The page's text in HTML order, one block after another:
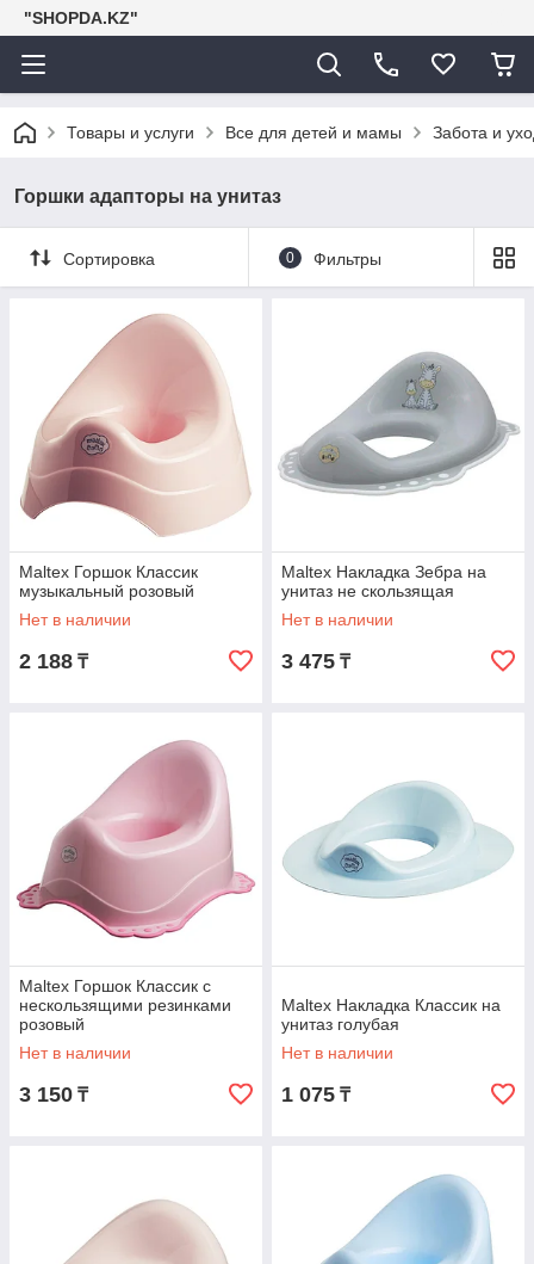
"SHOPDA.KZ"
Товары и услуги Все для детей и мамы Забота и
Горшки адапторы на унитаз
Сортировка 0 Фильтры
Maltex Горшок Классик
музыкальный розовый
Нет в наличии
2 188 ₸
Maltex Накладка Зебра на
унитаз не скользящая
Нет в наличии
3 475 ₸
Maltex Горшок Классик с
нескользящими резинками
розовый
Нет в наличии
3 150 ₸
Maltex Накладка Классик на
унитаз голубая
Нет в наличии
1 075 ₸